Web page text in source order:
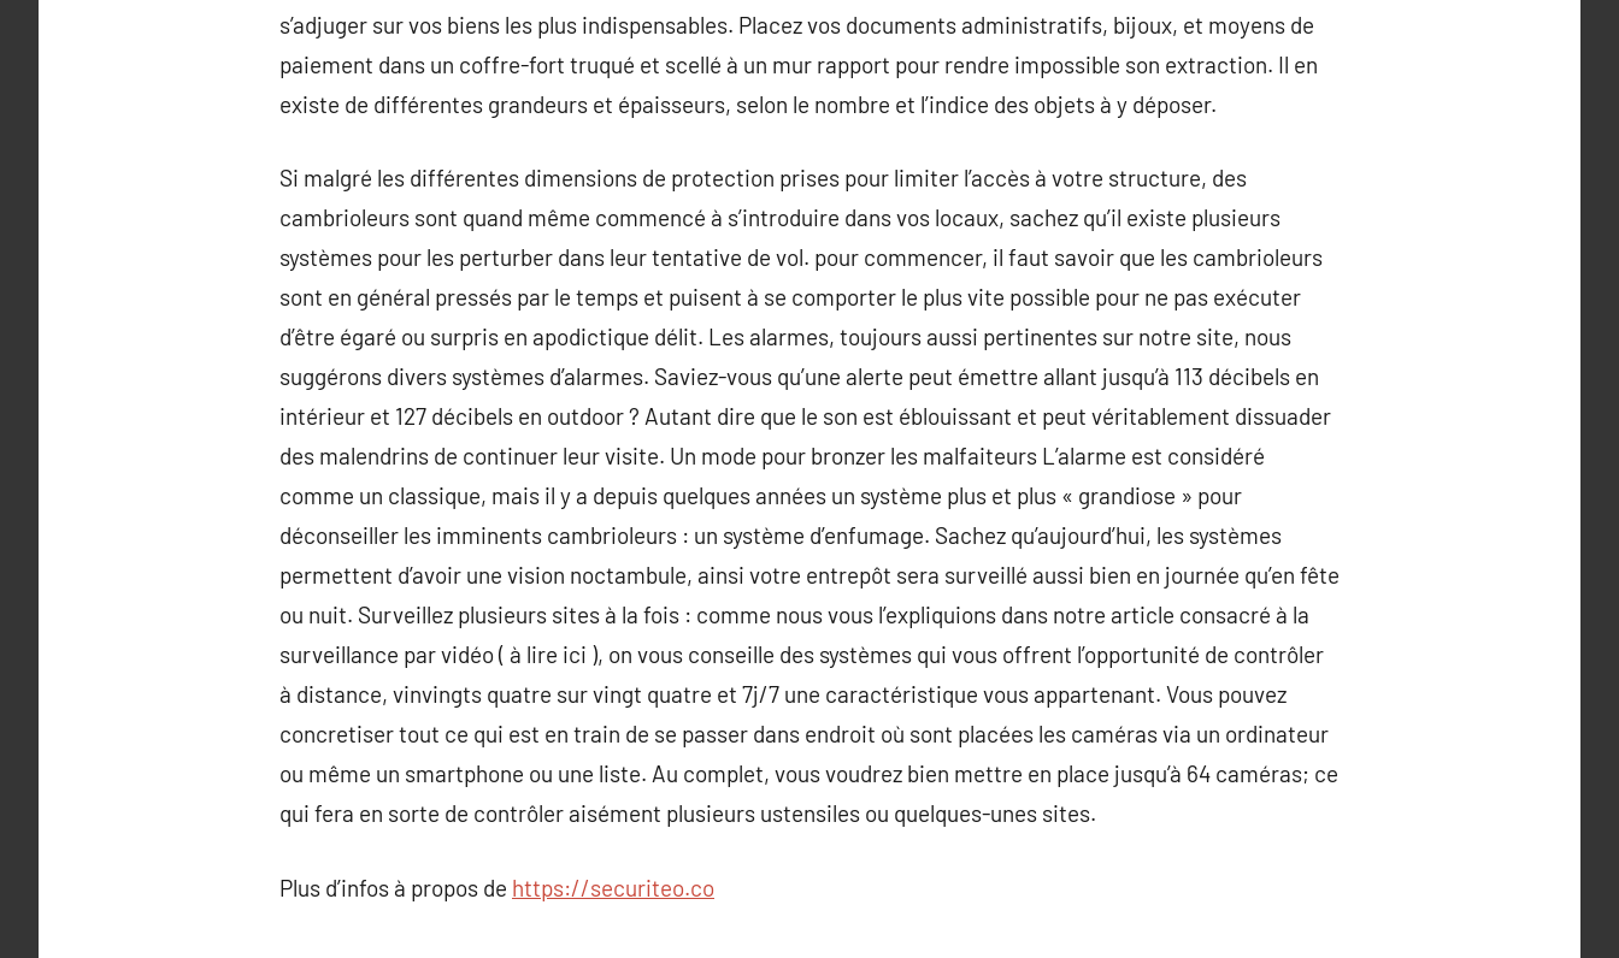
s’adjuger sur vos biens les plus indispensables. Placez vos documents administratifs, bijoux, et moyens de
paiement dans un coffre-fort truqué et scellé à un mur rapport pour rendre impossible son extraction. Il en
existe de différentes grandeurs et épaisseurs, selon le nombre et l’indice des objets à y déposer.
Si malgré les différentes dimensions de protection prises pour limiter l’accès à votre structure, des
cambrioleurs sont quand même commencé à s’introduire dans vos locaux, sachez qu’il existe plusieurs
systèmes pour les perturber dans leur tentative de vol. pour commencer, il faut savoir que les cambrioleurs
sont en général pressés par le temps et puisent à se comporter le plus vite possible pour ne pas exécuter
d’être égaré ou surpris en apodictique délit. Les alarmes, toujours aussi pertinentes sur notre site, nous
suggérons divers systèmes d’alarmes. Saviez-vous qu’une alerte peut émettre allant jusqu’à 113 décibels en
intérieur et 127 décibels en outdoor ? Autant dire que le son est éblouissant et peut véritablement dissuader
des malendrins de continuer leur visite. Un mode pour bronzer les malfaiteurs L’alarme est considéré
comme un classique, mais il y a depuis quelques années un système plus et plus « grandiose » pour
déconseiller les imminents cambrioleurs : un système d’enfumage. Sachez qu’aujourd’hui, les systèmes
permettent d’avoir une vision noctambule, ainsi votre entrepôt sera surveillé aussi bien en journée qu’en fête
ou nuit. Surveillez plusieurs sites à la fois : comme nous vous l’expliquions dans notre article consacré à la
surveillance par vidéo ( à lire ici ), on vous conseille des systèmes qui vous offrent l’opportunité de contrôler
à distance, vinvingts quatre sur vingt quatre et 7j/7 une caractéristique vous appartenant. Vous pouvez
concretiser tout ce qui est en train de se passer dans endroit où sont placées les caméras via un ordinateur
ou même un smartphone ou une liste. Au complet, vous voudrez bien mettre en place jusqu’à 64 caméras; ce
qui fera en sorte de contrôler aisément plusieurs ustensiles ou quelques-unes sites.
Plus d’infos à propos de https://securiteo.co